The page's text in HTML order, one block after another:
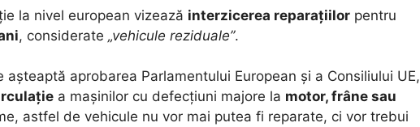
la nivel european vizează interzicerea reparațiilor pentru
, considerate „vehicule reziduale”.
aprobarea Parlamentului European și a Consiliului UE,
a mașinilor cu defecțiuni majore la motor, frâne sau
astfel de vehicule nu vor mai putea fi reparate, ci vor trebui